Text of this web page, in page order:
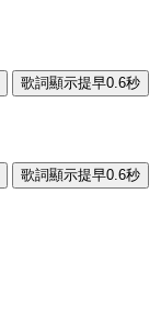
歌詞顯示提早0.6秒
歌詞顯示提早0.6秒